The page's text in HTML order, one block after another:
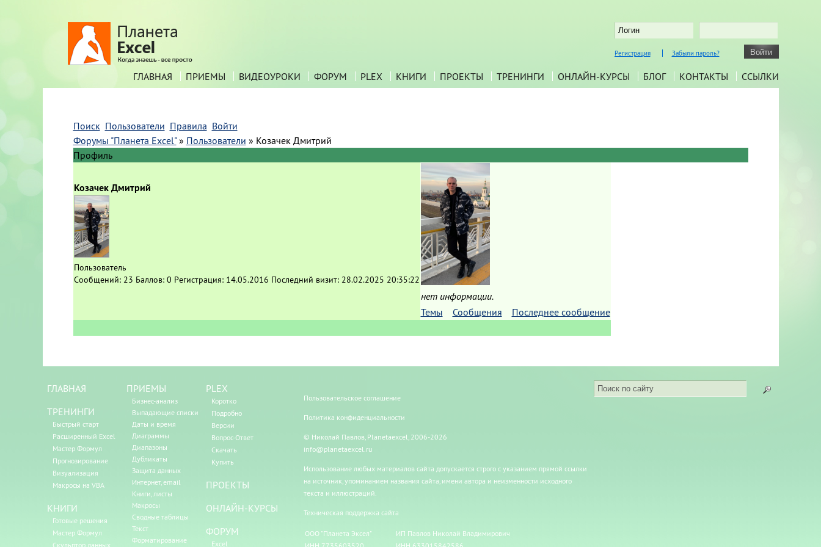
Регистрация Забыли пароль?
ГЛАВНАЯ ПРИЕМЫ ВИДЕОУРОКИ ФОРУМ PLEX КНИГИ ПРОЕКТЫ ТРЕНИНГИ ОНЛАЙН-КУРСЫ БЛОГ КОНТАКТЫ ССЫЛКИ
Поиск Пользователи Правила Войти
Форумы "Планета Excel" » Пользователи » Козачек Дмитрий
Профиль
Козачек Дмитрий
Пользователь
Сообщений: 23 Баллов: 0 Регистрация: 14.05.2016 Последний визит: 28.02.2025 20:35:22
нет информации.
Темы
Сообщения Последнее сообщение
ГЛАВНАЯ
ТРЕНИНГИ
Быстрый старт
Расширенный Excel
Мастер Формул
Прогнозирование
Визуализация
Макросы на VBA
КНИГИ
Готовые решения
Мастер Формул
Скульптор данных
ПРИЕМЫ
Бизнес-анализ
Выпадающие списки
Даты и время
Диаграммы
Диапазоны
Дубликаты
Защита данных
Интернет, email
Книги, листы
Макросы
Сводные таблицы
Текст
Форматирование
PLEX
Коротко
Подробно
Версии
Вопрос-Ответ
Скачать
Купить
ПРОЕКТЫ
ОНЛАЙН-КУРСЫ
ФОРУМ
Excel
Пользовательское соглашение
Политика конфиденциальности
© Николай Павлов, Planetaexcel, 2006-2026
info@planetaexcel.ru
Использование любых материалов сайта допускается строго с указанием прямой ссылки
на источник, упоминанием названия сайта, имени автора и неизменности исходного
текста и иллюстраций.
Техническая поддержка сайта
ООО "Планета Эксел"
ИП Павлов Николай Владимирович